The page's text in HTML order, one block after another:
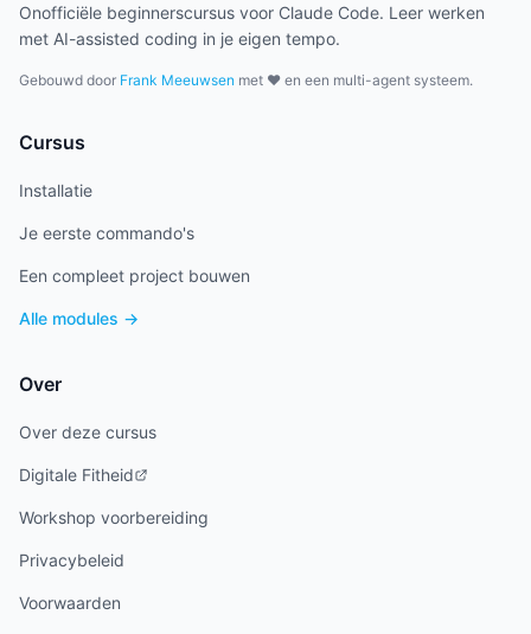
Onofficiële beginnerscursus voor Claude Code. Leer werken
met AI-assisted coding in je eigen tempo.
Gebouwd door Frank Meeuwsen met ❤️ en een multi-agent systeem.
Cursus
Installatie
Je eerste commando's
Een compleet project bouwen
Alle modules →
Over
Over deze cursus
Digitale Fitheid
Workshop voorbereiding
Privacybeleid
Voorwaarden